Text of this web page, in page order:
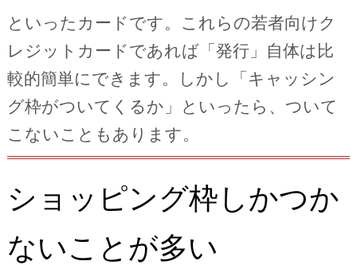
といったカードです。これらの若者向けク
レジットカードであれば「発行」自体は比
較的簡単にできます。しかし「キャッシン
グ枠がついてくるか」といったら、ついて
こないこともあります。
ショッピング枠しかつか
ないことが多い